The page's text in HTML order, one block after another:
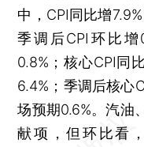
中，CPI同比增
季调后CPI环比增
0.8%；核心CPI同
6.4%；季调后核心
场预期0.6%。汽油
献项，但环比看